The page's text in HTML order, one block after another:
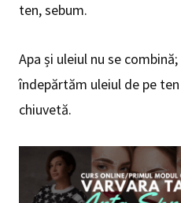
ten, sebum.
Apa și uleiul nu se
îndepărtăm uleiul de pe
chiuvetă.